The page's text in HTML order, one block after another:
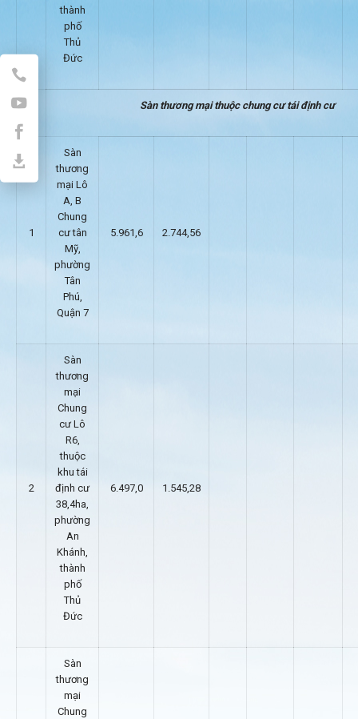
thành
phố
Thủ
Đức
Sàn thương mại thuộc chung cư tái định cư
1
Sàn
thương
mại Lô
A, B
Chung
cư tân
Mỹ,
phường
Tân
Phú,
Quận 7
5.961,6 2.744,56
2
Sàn
thương
mại
Chung
cư Lô
R6,
thuộc
khu tái
định cư
38,4ha,
phường
An
Khánh,
thành
phố
Thủ
Đức
6.497,0 1.545,28
Sàn
thương
mại
Chung